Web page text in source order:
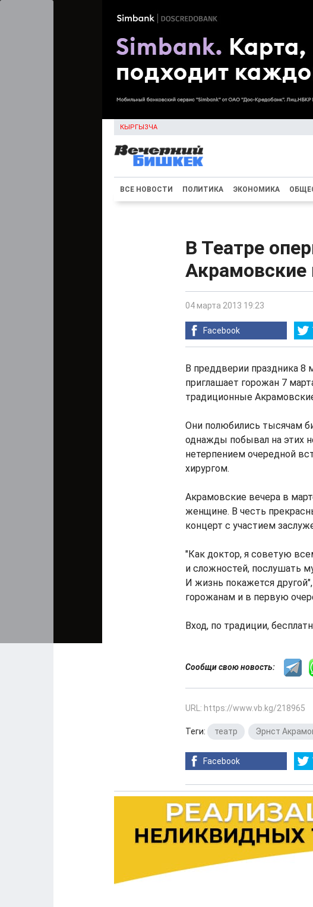
КЫРГЫЗЧА
ВСЕ НОВОСТИ ПОЛИТИКА ЭКОНОМИКА
В Театре
Акрамовские
04 марта 2013 19:23
Facebook
В преддверии праздника 8
приглашает горожан 7
традиционные
Они полюбились тысячам
однажды побывал на этих
нетерпением очередной
хирургом.
Акрамовские вечера в
женщине. В честь
концерт с участием
"Как доктор, я советую
и сложностей, послушать
И жизнь покажется
горожанам и в первую
Вход, по традиции,
Сообщи свою новость:
URL: https://www.vb.kg/218965
Теги: театр Эрнст
Facebook